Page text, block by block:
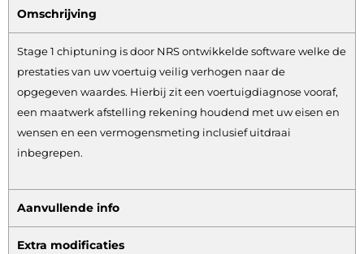
Omschrijving
Stage 1 chiptuning is door NRS ontwikkelde software welke de
prestaties van uw voertuig veilig verhogen naar de
opgegeven waardes. Hierbij zit een voertuigdiagnose vooraf,
een maatwerk afstelling rekening houdend met uw eisen en
wensen en een vermogensmeting inclusief uitdraai
inbegrepen.
Aanvullende info
Extra modificaties